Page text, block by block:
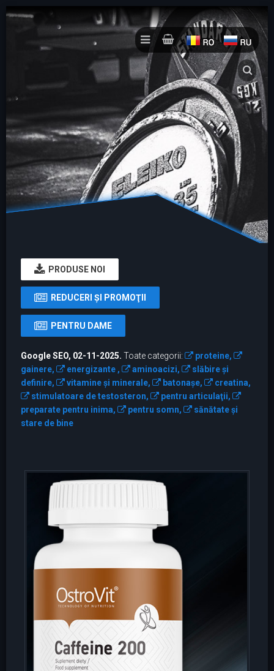
PRODUSE NOI
REDUCERI ŞI PROMOŢII
PENTRU DAME
Google SEO, 02-11-2025. Toate categorii:
proteine,
gainere,
energizante , aminoacizi,
slăbire și
definire,
vitamine şi minerale, batonaşe,
creatina,
stimulatoare de testosteron,
pentru articulaţii,
preparate pentru inima,
pentru somn,
sănătate și
stare de bine